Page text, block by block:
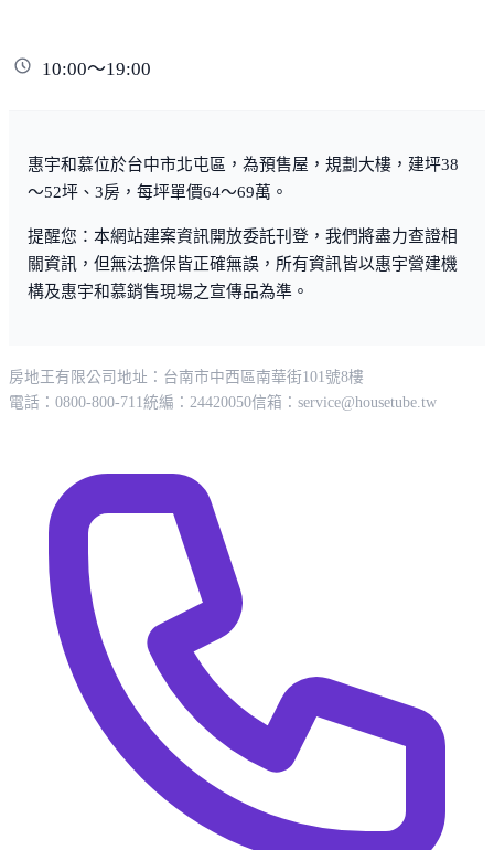
10:00～19:00
惠宇和慕位於台中市北屯區，為預售屋，規劃大樓，建坪38
～52坪、3房，每坪單價64～69萬。
提醒您：本網站建案資訊開放委託刊登，我們將盡力查證相
關資訊，但無法擔保皆正確無誤，所有資訊皆以惠宇營建機
構及惠宇和慕銷售現場之宣傳品為準。
房地王有限公司 地址：台南市中西區南華街101號8樓
電話：0800-800-711統編：24420050信箱： service@housetube.tw